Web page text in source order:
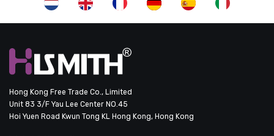
Hong Kong Free Trade Co., Limited
Unit 83 3/F Yau Lee Center NO.45
Hoi Yuen Road Kwun Tong KL Hong Kong, Hong Kong